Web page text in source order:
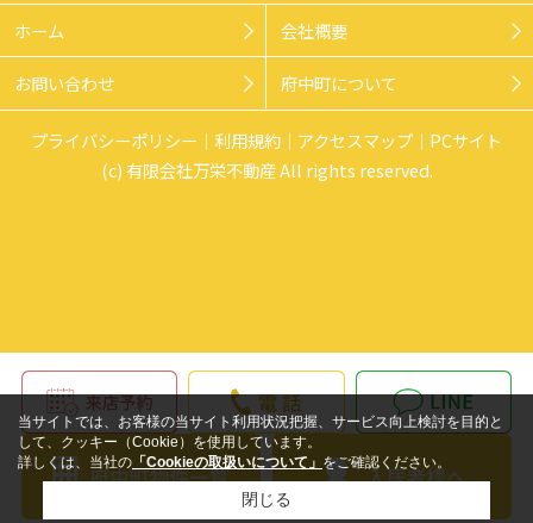
ホーム 会社概要
お問い合わせ 府中町について
プライバシーポリシー 利用規約 アクセスマップ
PCサイト
(c) 有限会社万栄不動産 All rights reserved.
当サイトでは、お客様の当サイト利用状況把握、サービス向上検討を目的と
して、クッキー（Cookie）を使用しています。
詳しくは、当社の 「Cookieの取扱いについて」 をご確認ください。
閉じる